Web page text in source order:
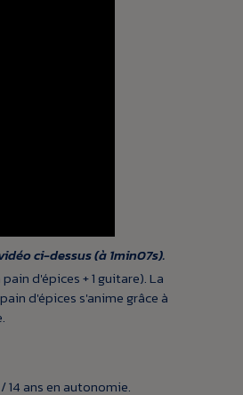
ci-dessus (à 1min07s).
d'épices + 1 guitare). La
d'épices s'anime grâce à
14 ans en autonomie.